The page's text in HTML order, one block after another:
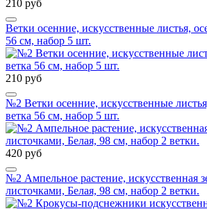
210 руб
Ветки осенние, искусственные листья,
56 см, набор 5 шт.
210 руб
№2 Ветки осенние, искусственные
ветка 56 см, набор 5 шт.
420 руб
№2 Ампельное растение, искусственная
листочками, Белая, 98 см, набор 2 ветки.